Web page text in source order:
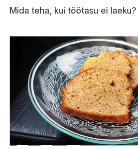
Mida teha, kui töötasu ei laeku?